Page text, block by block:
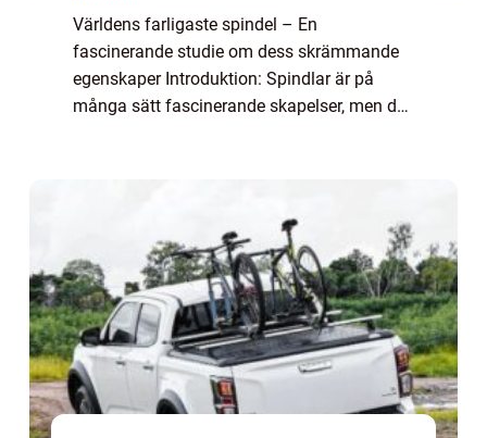
Världens farligaste spindel – En
fascinerande studie om dess skrämmande
egenskaper Introduktion: Spindlar är på
många sätt fascinerande skapelser, men det